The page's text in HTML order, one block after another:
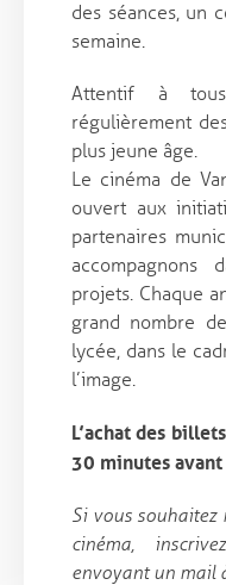
des séances, un
semaine.
Attentif à
régulièrement
plus jeune âge.
Le cinéma de
ouvert aux
partenaires
projets. Chaque
grand nombre
lycée, dans le
l’image.
L’achat des
30 minutes avant
Si vous souhaitez
cinéma,
envoyant un mail